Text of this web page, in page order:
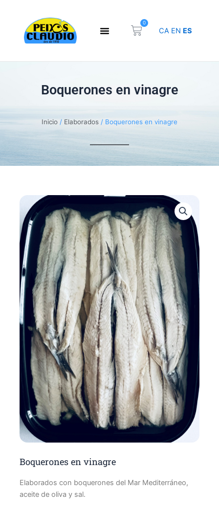
contenido
0
Carrito
CA EN ES
Boquerones en vinagre
Inicio / Elaborados / Boquerones en vinagre
Boquerones en vinagre
Elaborados con boquerones del Mar Mediterráneo,
aceite de oliva y sal.